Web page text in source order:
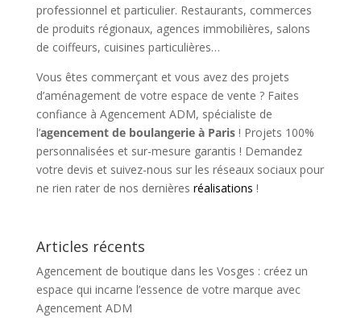
professionnel et particulier. Restaurants, commerces
de produits régionaux, agences immobilières, salons
de coiffeurs, cuisines particulières…
Vous êtes commerçant et vous avez des projets
d’aménagement de votre espace de vente ? Faites
confiance à Agencement ADM, spécialiste de
l’agencement de boulangerie à Paris ! Projets 100%
personnalisées et sur-mesure garantis ! Demandez
votre devis et suivez-nous sur les réseaux sociaux pour
ne rien rater de nos dernières réalisations !
Articles récents
Agencement de boutique dans les Vosges : créez un
espace qui incarne l’essence de votre marque avec
Agencement ADM